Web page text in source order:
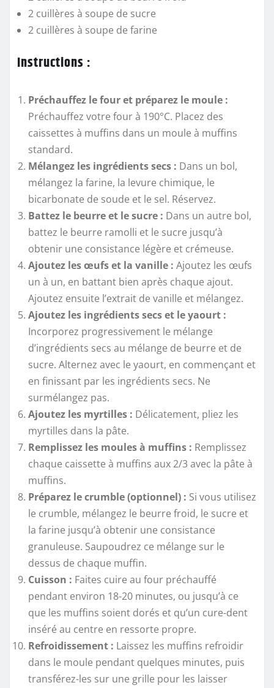
2 cuillères à soupe de sucre
2 cuillères à soupe de farine
Instructions :
Préchauffez le four et préparez le moule :
Préchauffez votre four à 190°C. Placez des
caissettes à muffins dans un moule à muffins
standard.
Mélangez les ingrédients secs : Dans un bol,
mélangez la farine, la levure chimique, le
bicarbonate de soude et le sel. Réservez.
Battez le beurre et le sucre : Dans un autre bol,
battez le beurre ramolli et le sucre jusqu’à
obtenir une consistance légère et crémeuse.
Ajoutez les œufs et la vanille : Ajoutez les œufs
un à un, en battant bien après chaque ajout.
Ajoutez ensuite l’extrait de vanille et mélangez.
Ajoutez les ingrédients secs et le yaourt :
Incorporez progressivement le mélange
d’ingrédients secs au mélange de beurre et de
sucre. Alternez avec le yaourt, en commençant et
en finissant par les ingrédients secs. Ne
surmélangez pas.
Ajoutez les myrtilles : Délicatement, pliez les
myrtilles dans la pâte.
Remplissez les moules à muffins : Remplissez
chaque caissette à muffins aux 2/3 avec la pâte à
muffins.
Préparez le crumble (optionnel) : Si vous utilisez
le crumble, mélangez le beurre froid, le sucre et
la farine jusqu’à obtenir une consistance
granuleuse. Saupoudrez ce mélange sur le
dessus de chaque muffin.
Cuisson : Faites cuire au four préchauffé
pendant environ 18-20 minutes, ou jusqu’à ce
que les muffins soient dorés et qu’un cure-dent
inséré au centre en ressorte propre.
Refroidissement : Laissez les muffins refroidir
dans le moule pendant quelques minutes, puis
transférez-les sur une grille pour les laisser